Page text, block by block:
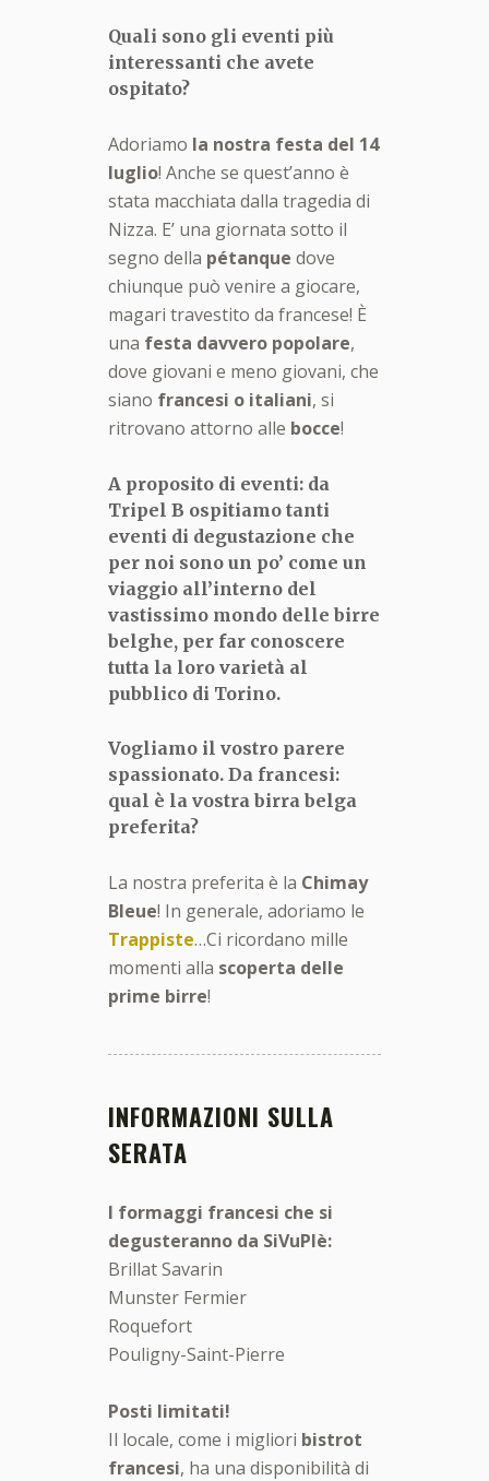
Quali sono gli eventi più
interessanti che avete
ospitato?
Adoriamo la nostra festa del 14
luglio! Anche se quest’anno è
stata macchiata dalla tragedia di
Nizza. E’ una giornata sotto il
segno della pétanque dove
chiunque può venire a giocare,
magari travestito da francese! È
una festa davvero popolare,
dove giovani e meno giovani, che
siano francesi o italiani, si
ritrovano attorno alle bocce!
A proposito di eventi: da
Tripel B ospitiamo tanti
eventi di degustazione che
per noi sono un po’ come un
viaggio all’interno del
vastissimo mondo delle birre
belghe, per far conoscere
tutta la loro varietà al
pubblico di Torino.
Vogliamo il vostro parere
spassionato. Da francesi:
qual è la vostra birra belga
preferita?
La nostra preferita è la Chimay
Bleue! In generale, adoriamo le
Trappiste…Ci ricordano mille
momenti alla scoperta delle
prime birre!
INFORMAZIONI SULLA
SERATA
I formaggi francesi che si
degusteranno da SiVuPlè:
Brillat Savarin
Munster Fermier
Roquefort
Pouligny-Saint-Pierre
Posti limitati!
Il locale, come i migliori bistrot
francesi, ha una disponibilità di